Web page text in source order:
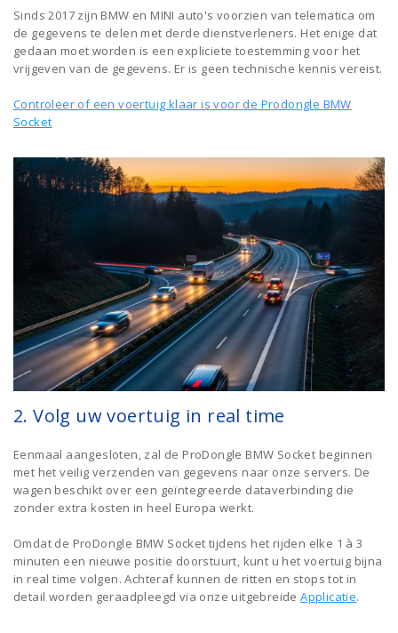
Sinds 2017 zijn BMW en MINI auto's voorzien van telematica om
de gegevens te delen met derde dienstverleners. Het enige dat
gedaan moet worden is een expliciete toestemming voor het
vrijgeven van de gegevens. Er is geen technische kennis vereist.
Controleer of een voertuig klaar is voor de Prodongle BMW
Socket
2. Volg uw voertuig in real time
Eenmaal aangesloten, zal de ProDongle BMW Socket beginnen
met het veilig verzenden van gegevens naar onze servers. De
wagen beschikt over een geïntegreerde dataverbinding die
zonder extra kosten in heel Europa werkt.
Omdat de ProDongle BMW Socket tijdens het rijden elke 1 à 3
minuten een nieuwe positie doorstuurt, kunt u het voertuig bijna
in real time volgen. Achteraf kunnen de ritten en stops tot in
detail worden geraadpleegd via onze uitgebreideApplicatie.